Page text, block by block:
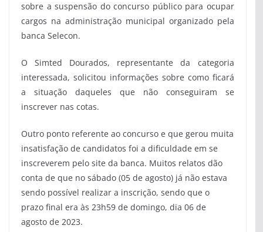
sobre a suspensão do concurso público para ocupar
cargos na administração municipal organizado pela
banca Selecon.
O Simted Dourados, representante da categoria
interessada, solicitou informações sobre como ficará
a situação daqueles que não conseguiram se
inscrever nas cotas.
Outro ponto referente ao concurso e que gerou muita
insatisfação de candidatos foi a dificuldade em se
inscreverem pelo site da banca. Muitos relatos dão
conta de que no sábado (05 de agosto) já não estava
sendo possível realizar a inscrição, sendo que o
prazo final era às 23h59 de domingo, dia 06 de
agosto de 2023.